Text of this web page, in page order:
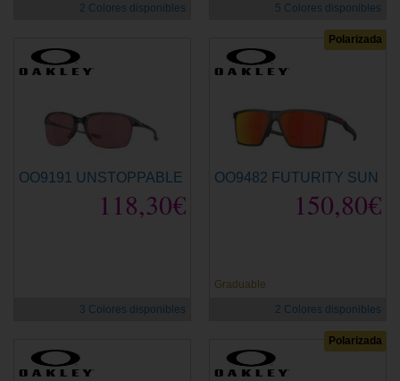
2 Colores disponibles
5 Colores disponibles
OO9191 UNSTOPPABLE
118,30€
3 Colores disponibles
Polarizada
OO9482 FUTURITY SUN
150,80€
Graduable
2 Colores disponibles
Polarizada